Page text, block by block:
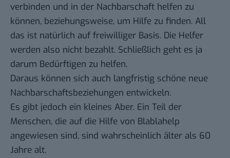
verbinden und in der Nachbarschaft helfen zu
können, beziehungsweise, um Hilfe zu finden. All
das ist natürlich auf freiwilliger Basis. Die Helfer
werden also nicht bezahlt. Schließlich geht es ja
darum Bedürftigen zu helfen.
Daraus können sich auch langfristig schöne neue
Nachbarschaftsbeziehungen entwickeln.
Es gibt jedoch ein kleines Aber. Ein Teil der
Menschen, die auf die Hilfe von Blablahelp
angewiesen sind, sind wahrscheinlich älter als 60
Jahre alt.